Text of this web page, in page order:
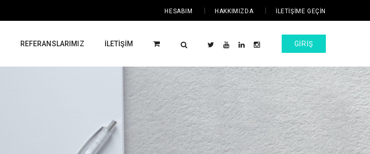
HESABIM HAKKIMIZDA İLETIŞIME GEÇIN
REFERANSLARIMIZ İLETIŞIM GIRIŞ